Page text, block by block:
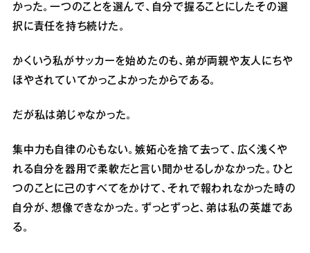
かった。一つのことを選んで、自分で握ることにしたその選
択に責任を持ち続けた。
かくいう私がサッカーを始めたのも、弟が両親や友人にちや
ほやされていてかっこよかったからである。
だが私は弟じゃなかった。
集中力も自律の心もない。嫉妬心を捨て去って、広く浅くや
れる自分を器用で柔軟だと言い聞かせるしかなかった。ひと
つのことに己のすべてをかけて、それで報われなかった時の
自分が、想像できなかった。ずっとずっと、弟は私の英雄であ
る。